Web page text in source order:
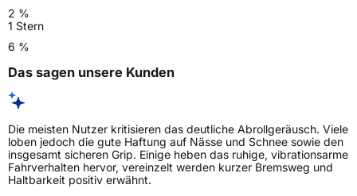
2 %
1 Stern
6 %
Das sagen unsere Kunden
Die meisten Nutzer kritisieren das deutliche Abrollgeräusch. Viele
loben jedoch die gute Haftung auf Nässe und Schnee sowie den
insgesamt sicheren Grip. Einige heben das ruhige, vibrationsarme
Fahrverhalten hervor, vereinzelt werden kurzer Bremsweg und
Haltbarkeit positiv erwähnt.